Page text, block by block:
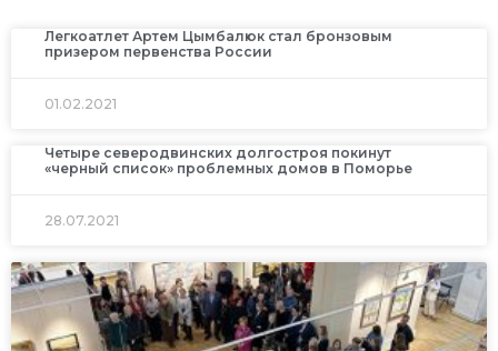
Легкоатлет Артем Цымбалюк стал бронзовым
призером первенства России
01.02.2021
Четыре северодвинских долгостроя покинут
«черный список» проблемных домов в Поморье
28.07.2021